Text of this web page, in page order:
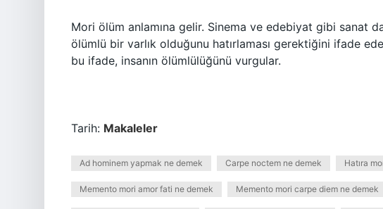
Mori ölüm anlamına gelir. Sinema ve edebiyat gibi sanat
ölümlü bir varlık olduğunu hatırlaması gerektiğini ifade
bu ifade, insanın ölümlülüğünü vurgular.
Tarih: Makaleler
Ad hominem yapmak ne demek Carpe noctem ne demek Hatıra
Memento mori amor fati ne demek Memento mori carpe diem ne demek